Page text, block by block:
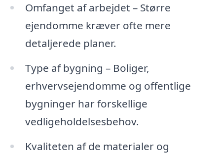
Omfanget af arbejdet – Større
ejendomme kræver ofte mere
detaljerede planer.
Type af bygning – Boliger,
erhvervsejendomme og offentlige
bygninger har forskellige
vedligeholdelsesbehov.
Kvaliteten af de materialer og